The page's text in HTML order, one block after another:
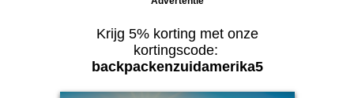
Krijg 5% korting met onze
kortingscode:
backpackenzuidamerika5